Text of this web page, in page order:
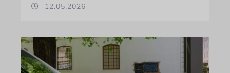
12.05.2026